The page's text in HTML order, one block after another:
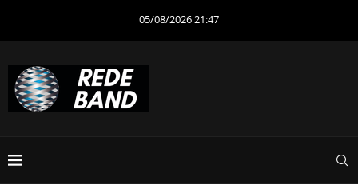
05/08/2026 21:47